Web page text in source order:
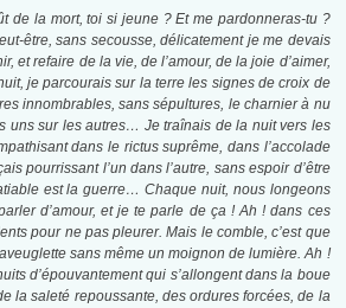
de la mort, toi si jeune ? Et me pardonneras-tu ?
être, sans secousse, délicatement je me devais
et refaire de la vie, de l’amour, de la joie d’aimer,
je parcourais sur la terre les signes de croix de
innombrables, sans sépultures, le charnier à nu
uns sur les autres… Je traînais de la nuit vers les
dans le rictus suprême, dans l’accolade
pourrissant l’un dans l’autre, sans espoir d’être
est la guerre… Chaque nuit, nous longeons
d’amour, et je te parle de ça ! Ah ! dans ces
pour ne pas pleurer. Mais le comble, c’est que
sans même un moignon de lumière. Ah !
d’épouvantement qui s’allongent dans la boue
la saleté repoussante, des ordures forcées, de la